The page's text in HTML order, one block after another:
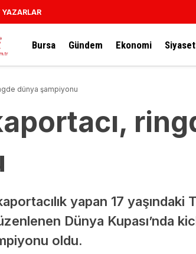
YAZARLAR
Bursa Gündem Ekonomi Siyaset
dünya şampiyonu
yapan 17
Dünya Kupası’nda
oldu.